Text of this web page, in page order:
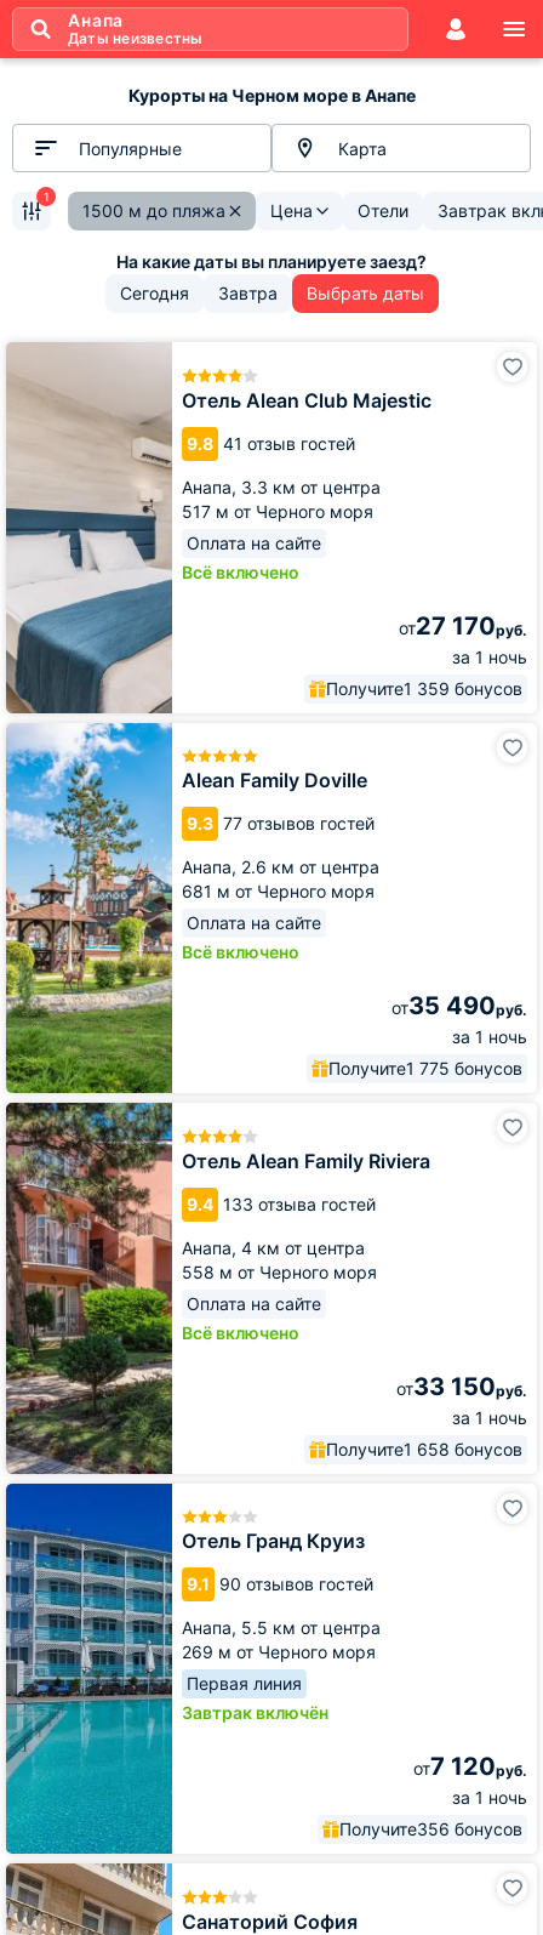
Анапа
Даты неизвестны
Курорты на Черном море в Анапе
Популярные Карта
1500 м до пляжа Цена Отели Завтрак
1
Сегодня Завтра Выбрать даты
Отель Alean Club Majestic
9.8 41 отзыв гостей
Анапа, 3.3 км от центра
517 м от Черного моря
Оплата на сайте
Всё включено
от27 170руб.
за 1 ночь
Получите1 359 бонусов
Отель
Majestic
Alean Family Doville
9.3 77 отзывов гостей
Анапа, 2.6 км от центра
681 м от Черного моря
Оплата на сайте
Всё включено
от35 490руб.
за 1 ночь
Получите1 775 бонусов
Alean
Family
Doville
Отель Alean Family Riviera
9.4 133 отзыва гостей
Анапа, 4 км от центра
558 м от Черного моря
Оплата на сайте
Всё включено
от33 150руб.
за 1 ночь
Получите1 658 бонусов
Отель
Alean
Family
Riviera
Отель Гранд Круиз
9.1 90 отзывов гостей
Анапа, 5.5 км от центра
269 м от Черного моря
Первая линия
Завтрак включён
от7 120руб.
за 1 ночь
Получите356 бонусов
Отель
Круиз
Санаторий София
Санаторий
София